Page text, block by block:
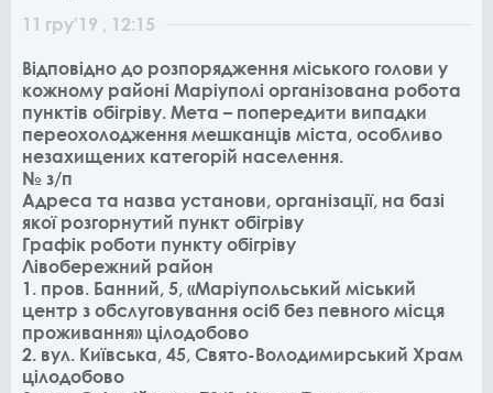
11 гру'19 , 12:15
Відповідно до розпорядження міського голови у
кожному районі Маріуполі організована робота
пунктів обігріву. Мета – попередити випадки
переохолодження мешканців міста, особливо
незахищених категорій населення.
№ з/п
Адреса та назва установи, організації, на базі
якої розгорнутий пункт обігріву
Графік роботи пункту обігріву
Лівобережний район
1. пров. Банний, 5, «Маріупольський міський
центр з обслуговування осіб без певного місця
проживання» цілодобово
2. вул. Київська, 45, Свято-Володимирський Храм
цілодобово